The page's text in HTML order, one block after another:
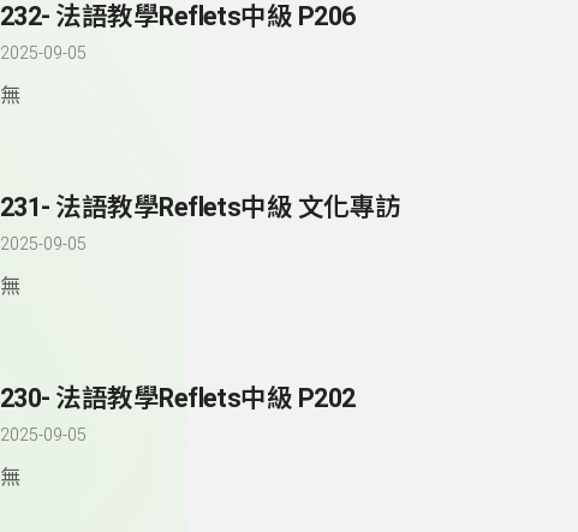
232- 法語教學Reflets中級 P206
2025-09-05
無
231- 法語教學Reflets中級 文化專訪
2025-09-05
無
230- 法語教學Reflets中級 P202
2025-09-05
無